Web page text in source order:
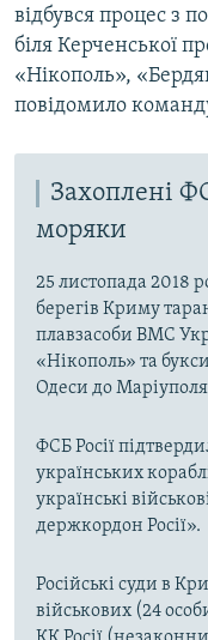
відбувся процес з
біля Керченської
«Нікополь»,
повідомило
Захоплені
моряки
25 листопада 2018
берегів Криму
плавзасоби ВМС
«Нікополь» та
Одеси до
ФСБ Росії
українських
українські
держкордон Росії».
Російські суди в
військових (24